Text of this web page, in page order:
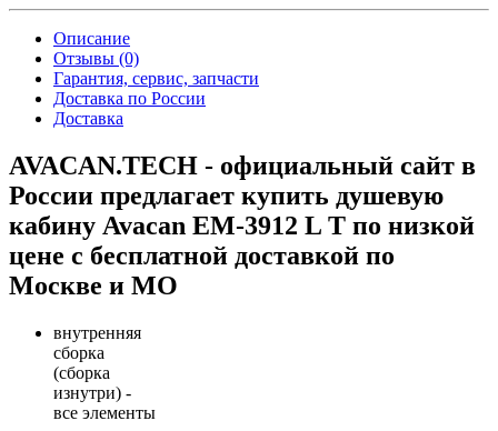
Описание
Отзывы (0)
Гарантия, сервис, запчасти
Доставка по России
Доставка
AVACAN.TECH - официальный сайт в
России предлагает купить душевую
кабину Avacan EM-3912 L T по низкой
цене с бесплатной доставкой по
Москве и МО
внутренняя
сборка
(сборка
изнутри) -
все элементы